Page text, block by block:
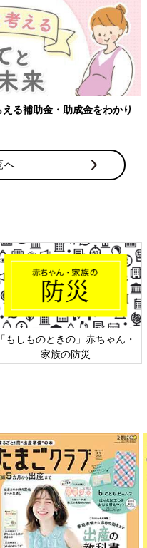
る補助金・助成金をわかり
へ
「もしものときの」赤ちゃん・
家族の防災